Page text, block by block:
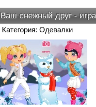
Ваш снежный друг -
Категория: Одевалки